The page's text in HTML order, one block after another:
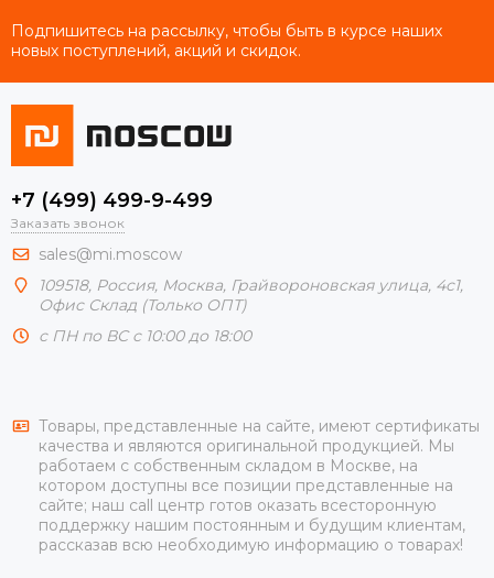
Подпишитесь на рассылку, чтобы быть в курсе наших
новых поступлений, акций и скидок.
+7 (499) 499-9-499
Заказать звонок
sales@mi.moscow
109518, Россия, Москва, Грайвороновская улица, 4с1,
Офис Склад (Только ОПТ)
с ПН по ВС с 10:00 до 18:00
Товары, представленные на сайте, имеют сертификаты
качества и являются оригинальной продукцией. Мы
работаем с собственным складом в Москве, на
котором доступны все позиции представленные на
сайте; наш call центр готов оказать всесторонную
поддержку нашим постоянным и будущим клиентам,
рассказав всю необходимую информацию о товарах!